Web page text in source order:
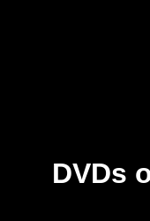
DVDs